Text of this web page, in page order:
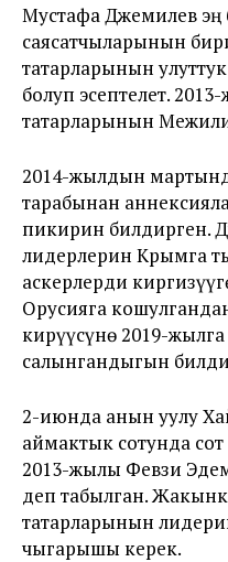
Мустафа Джемилев эң
саясатчыларынын
татарларынын
болуп эсептелет.
татарларынын
2014-жылдын
тарабынан
пикирин билдирген.
лидерлерин Крымга
аскерлерди
Орусияга
кирүүсүнө 2019-
салынгандыгын
2-июнда анын уулу
аймактык сотунда
2013-жылы Февзи
деп табылган.
татарларынын
чыгарышы керек.